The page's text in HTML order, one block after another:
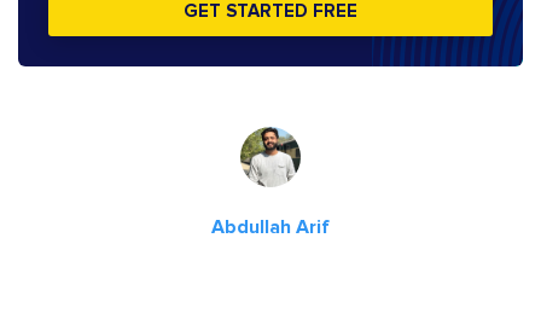
GET STARTED FREE
Abdullah Arif